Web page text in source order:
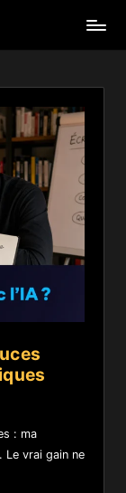
: ma
Le vrai gain ne